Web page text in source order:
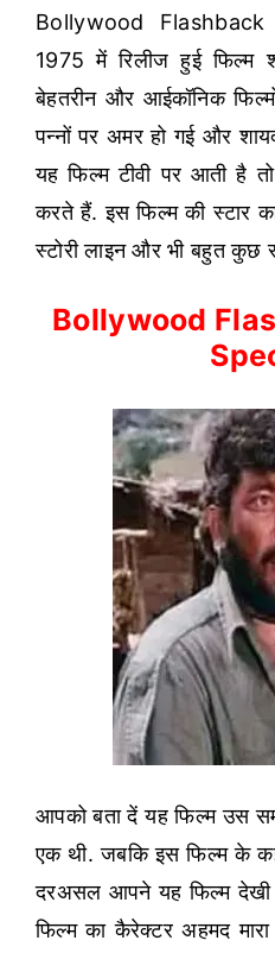
Bollywood
1975 में रिलीज हुई फिल्म
बेहतरीन और आईकॉनिक
पन्नों पर अमर हो गई और
यह फिल्म टीवी पर आती है
करते हैं. इस फिल्म की स्टार
स्टोरी लाइन और भी बहुत
Bollywood
आपको बता दें यह फिल्म उस
एक थी. जबकि इस फिल्म के
दरअसल आपने यह फिल्म देखी
फिल्म का कैरेक्टर अहमद